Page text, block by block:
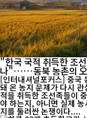
"한국 국적 취득한 조
나"……동북 농촌의 오
[인터내셔널포커스] 중국
돼 온 농지 문제가 다시
적을 취득한 조선족들이
야 하는지, 아니면 실제
지를 둘러싼 논쟁이다....